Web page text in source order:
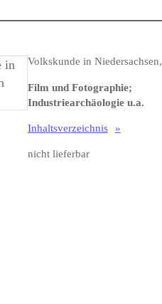
Volkskunde in
Film und Fotographie;
Industriearchäologie u.a.
Inhaltsverzeichnis
nicht lieferbar